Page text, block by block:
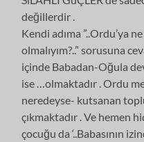
değillerdir .
Kendi adıma ”..Ordu’ya
olmalıyım?..” sorusuna
içinde Babadan-Oğula
ise …olmaktadır . Ordu
neredeyse- kutsanan
çıkmaktadır . Ve hemen
çocuğu da ‘..Babasının